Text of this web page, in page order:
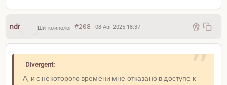
ndr Шиткоинолог #208 08 Авг 2025 18:37
Divergent:
А, и с некоторого времени мне отказано в доступе к